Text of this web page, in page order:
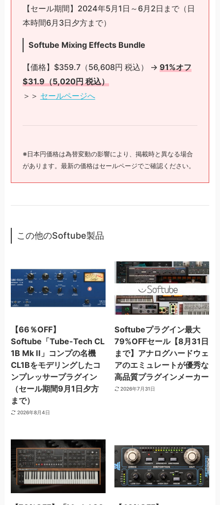
【セール期間】2024年5月1日～6月2日まで（日
本時間6月3日夕方まで）
Softube Mixing Effects Bundle
【価格】$359.7（56,608円 税込） → 91%オフ
$31.9（5,020円 税込）
＞＞ セールページへ
※日本円価格は為替変動の影響により、掲載時と異なる場合
があります。最新の価格はセールページでご確認ください。
この他のSoftube製品
【66％OFF】
Softube「Tube-Tech CL
1B Mk II」コンプの名機
CL1Bをモデリングしたコ
ンプレッサープラグイン
（セール期間9月1日夕方
まで）
2026年8月4日
Softubeプラグイン最大
79%OFFセール【8月31日
まで】アナログハードウェ
アのエミュレートが優秀な
高品質プラグインメーカー
2026年7月31日